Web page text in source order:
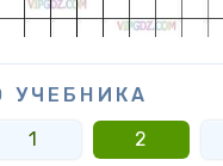
УЧЕБНИКА
1
2